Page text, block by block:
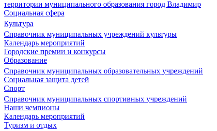
территории муниципального образования город Владимир
Социальная сфера
Культура
Справочник муниципальных учреждений культуры
Календарь мероприятий
Городские премии и конкурсы
Образование
Справочник муниципальных образовательных учреждений
Социальная защита детей
Спорт
Справочник муниципальных спортивных учреждений
Наши чемпионы
Календарь мероприятий
Туризм и отдых